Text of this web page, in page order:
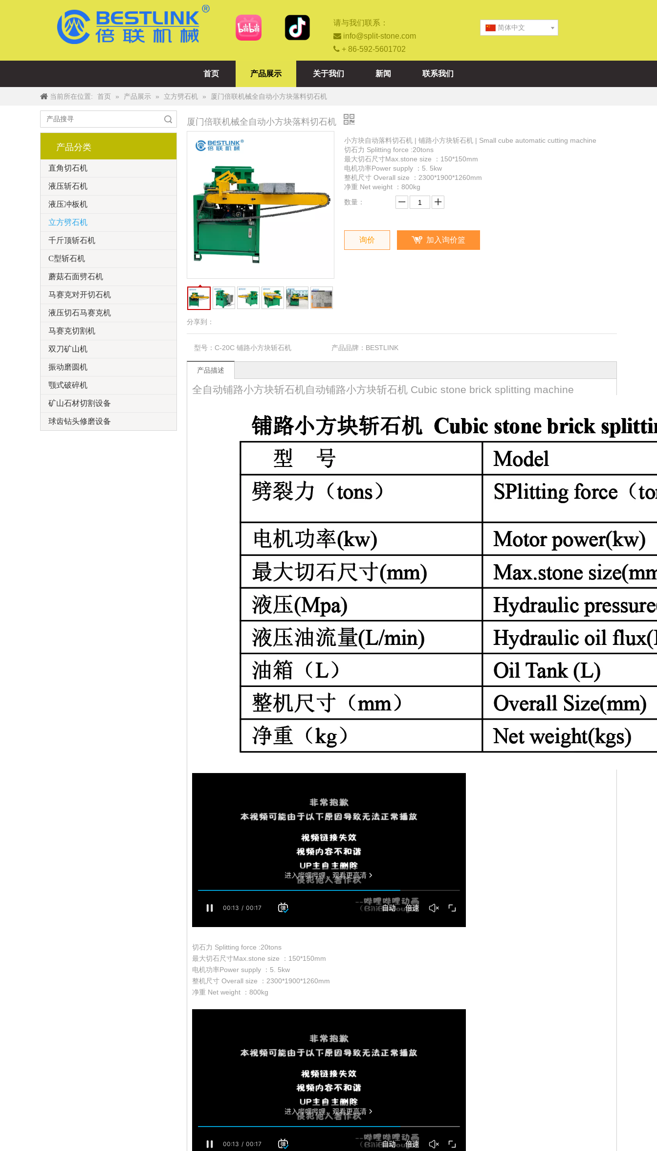
请与我们联系：
 info@split-stone.com
 + 86-592-5601702
简体中文
首页 产品展示 关于我们 新闻 联系我们
当前所在位置: 首页 » 产品展示 » 立方劈石机 » 厦门倍联机械全自动小方块落料切石机
产品分类
直角切石机
液压斩石机
液压冲板机
立方劈石机
千斤顶斩石机
C型斩石机
蘑菇石面劈石机
马赛克对开切石机
液压切石马赛克机
马赛克切割机
双刀矿山机
振动磨圆机
颚式破碎机
矿山石材切割设备
球齿钻头修磨设备
厦门倍联机械全自动小方块落料切石机
分享到：
小方块自动落料切石机 | 铺路小方块斩石机 | Small cube automatic cutting machine
切石力 Splitting force :20tons
最大切石尺寸Max.stone size ：150*150mm
电机功率Power supply ：5. 5kw
整机尺寸 Overall size ：2300*1900*1260mm
净重 Net weight ：800kg
数量：
询价 加入询价篮
型号： C-20C 铺路小方块斩石机 产品品牌： BESTLINK
产品描述
全自动铺路小方块斩石机自动铺路小方块斩石机 Cubic stone brick splitting machine
切石力 Splitting force :20tons
最大切石尺寸Max.stone size ：150*150mm
电机功率Power supply ：5. 5kw
整机尺寸 Overall size ：2300*1900*1260mm
净重 Net weight ：800kg